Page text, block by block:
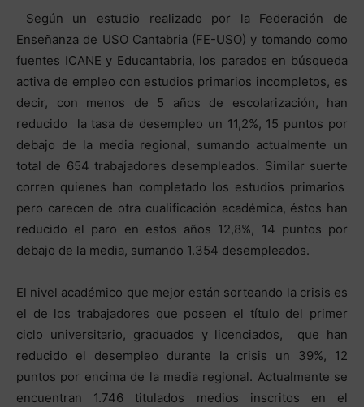
Según un estudio realizado por la Federación de
Enseñanza de USO Cantabria (FE-USO) y tomando como
fuentes ICANE y Educantabria, los parados en búsqueda
activa de empleo con estudios primarios incompletos, es
decir, con menos de 5 años de escolarización, han
reducido la tasa de desempleo un 11,2%, 15 puntos por
debajo de la media regional, sumando actualmente un
total de 654 trabajadores desempleados. Similar suerte
corren quienes han completado los estudios primarios
pero carecen de otra cualificación académica, éstos han
reducido el paro en estos años 12,8%, 14 puntos por
debajo de la media, sumando 1.354 desempleados.
El nivel académico que mejor están sorteando la crisis es
el de los trabajadores que poseen el título del primer
ciclo universitario, graduados y licenciados, que han
reducido el desempleo durante la crisis un 39%, 12
puntos por encima de la media regional. Actualmente se
encuentran 1.746 titulados medios inscritos en el